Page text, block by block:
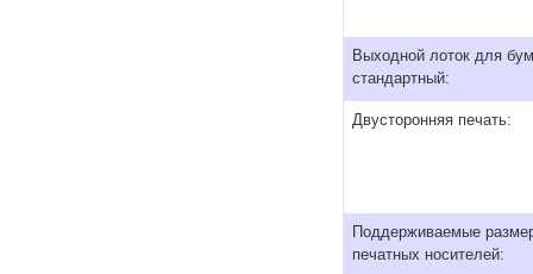
Выходной лоток для
стандартный:
Двусторонняя печать:
Поддерживаемые
печатных носителей: